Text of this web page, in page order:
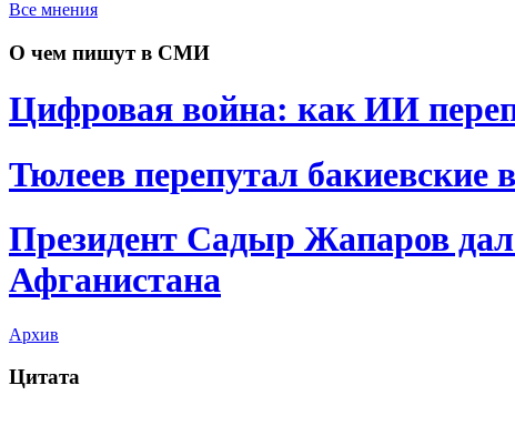
Все мнения
О чем пишут в СМИ
Цифровая война: как ИИ
Тюлеев перепутал бакиевские
Президент Садыр Жапаров
Афганистана
Архив
Цитата